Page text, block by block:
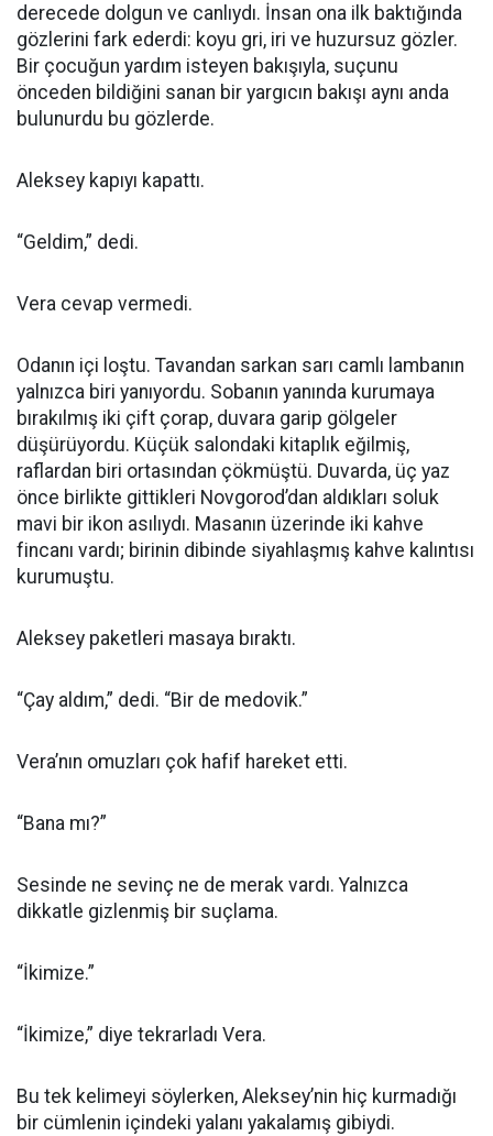
derecede dolgun ve canlıydı. İnsan ona ilk baktığında
gözlerini fark ederdi: koyu gri, iri ve huzursuz gözler.
Bir çocuğun yardım isteyen bakışıyla, suçunu
önceden bildiğini sanan bir yargıcın bakışı aynı anda
bulunurdu bu gözlerde.
Aleksey kapıyı kapattı.
“Geldim,” dedi.
Vera cevap vermedi.
Odanın içi loştu. Tavandan sarkan sarı camlı lambanın
yalnızca biri yanıyordu. Sobanın yanında kurumaya
bırakılmış iki çift çorap, duvara garip gölgeler
düşürüyordu. Küçük salondaki kitaplık eğilmiş,
raflardan biri ortasından çökmüştü. Duvarda, üç yaz
önce birlikte gittikleri Novgorod’dan aldıkları soluk
mavi bir ikon asılıydı. Masanın üzerinde iki kahve
fincanı vardı; birinin dibinde siyahlaşmış kahve kalıntısı
kurumuştu.
Aleksey paketleri masaya bıraktı.
“Çay aldım,” dedi. “Bir de medovik.”
Vera’nın omuzları çok hafif hareket etti.
“Bana mı?”
Sesinde ne sevinç ne de merak vardı. Yalnızca
dikkatle gizlenmiş bir suçlama.
“İkimize.”
“İkimize,” diye tekrarladı Vera.
Bu tek kelimeyi söylerken, Aleksey’nin hiç kurmadığı
bir cümlenin içindeki yalanı yakalamış gibiydi.